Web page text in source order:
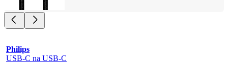
Philips
USB-C na USB-C